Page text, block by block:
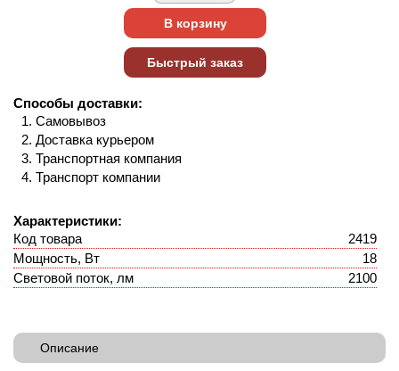
Способы доставки:
Самовывоз
Доставка курьером
Транспортная компания
Транспорт компании
Характеристики:
Код товара
2419
Мощность, Вт
18
Световой поток, лм
2100
Описание